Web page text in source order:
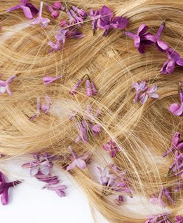
design DIY
Frühling Getestet